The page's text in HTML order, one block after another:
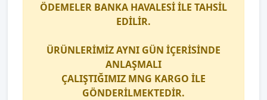
ÖDEMELER BANKA HAVALESİ İLE TAHSİL
EDİLİR.
ÜRÜNLERİMİZ AYNI GÜN İÇERİSİNDE
ANLAŞMALI
ÇALIŞTIĞIMIZ MNG KARGO İLE
GÖNDERİLMEKTEDİR.